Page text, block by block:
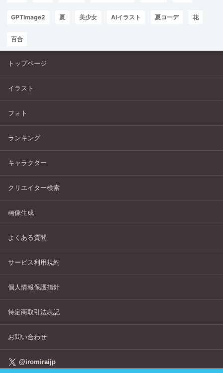
GPTImage2 夏 美少女 AIイラスト 夏コーデ 花
百合
トップページ
イラスト
フォト
ランキング
キャラクター
クリエイター検索
画像生成
よくある質問
サービス利用規約
個人情報保護指針
特定商取引法表記
お問い合わせ
@iromiraijp